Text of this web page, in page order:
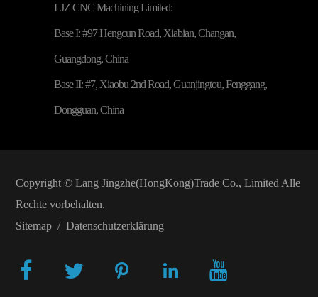
LJZ CNC Machining Limited:
Base I: #97 Hengcun Road, Xiabian, Changan,
Guangdong, China
Base II: #7, Xiaobu 2nd Road, Guanjingtou, Fenggang,
Dongguan, China
Copyright © Lang Jingzhe(HongKong)Trade Co., LimitedAlle
Rechte vorbehalten.
Sitemap/ Datenschutzerklärung